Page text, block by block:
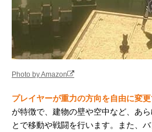
Photo by Amazon
プレイヤーが重力の方向を自由に変
が特徴で、建物の壁や空中など、あ
とで移動や戦闘を行います。また、